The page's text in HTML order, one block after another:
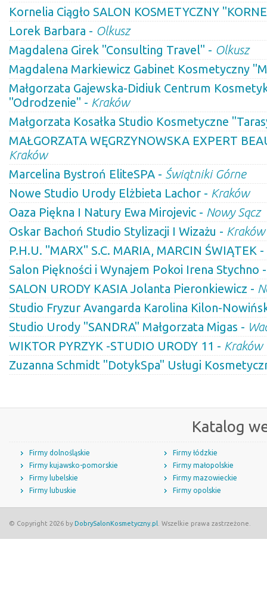
Kornelia Ciągło SALON KOSMETYCZNY
Lorek Barbara - Olkusz
Magdalena Girek "Consulting Travel" - Olkusz
Magdalena Markiewicz Gabinet Kosmetyczny
Małgorzata Gajewska-Didiuk Centrum
"Odrodzenie" - Kraków
Małgorzata Kosałka Studio Kosmetyczne
MAŁGORZATA WĘGRZYNOWSKA EXPERT
Kraków
Marcelina Bystroń EliteSPA - Świątniki Górne
Nowe Studio Urody Elżbieta Lachor - Kraków
Oaza Piękna I Natury Ewa Mirojevic - Nowy Sącz
Oskar Bachoń Studio Stylizacji I Wizażu - Kraków
P.H.U. "MARX" S.C. MARIA, MARCIN ŚWIĄTEK -
Salon Piękności i Wynajem Pokoi Irena Stychno
SALON URODY KASIA Jolanta Pieronkiewicz -
Studio Fryzur Avangarda Karolina Kilon-
Studio Urody "SANDRA" Małgorzata Migas -
WIKTOR PYRZYK -STUDIO URODY 11 - Kraków
Zuzanna Schmidt "DotykSpa" Usługi
Katalog
Firmy dolnośląskie
Firmy kujawsko-pomorskie
Firmy lubelskie
Firmy lubuskie
Firmy łódzkie
Firmy małopolskie
Firmy mazowieckie
Firmy opolskie
© Copyright 2026 by DobrySalonKosmetyczny.pl . Wszelkie prawa zastrzeżone.